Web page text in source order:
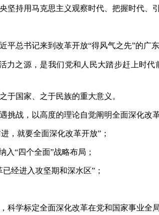
坚持用马克思主义观察时代、把握时代、
平总书记来到改革开放“得风气之先”的广
力之源，是我们党和人民大踏步赶上时
于国家、之于民族的重大意义。
挑战，以高度的理论自觉阐明全面深化改
，就要全面深化改革开放”；
入“四个全面”战略布局；
经进入攻坚期和深水区”；
科学标定全面深化改革在党和国家事业全